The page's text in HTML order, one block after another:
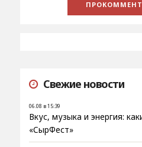
Свежие новости
06.08 в 15:39
Вкус, музыка и энергия:
«СырФест»